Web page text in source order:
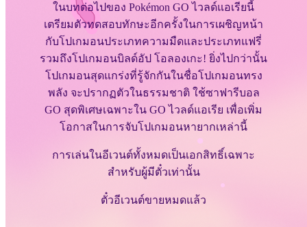
ในบทต่อไปของ Pokémon GO ไวลด์แอเรียนี้
เตรียมตัวทดสอบทักษะอีกครั้งในการเผชิญหน้า
กับโปเกมอนประเภทความมืดและประเภทแฟรี่
รวมถึงโปเกมอนบิลด์อัป โอลองเกะ! ยิ่งไปกว่านั้น
โปเกมอนสุดแกร่งที่รู้จักกันในชื่อโปเกมอนทรง
พลัง จะปรากฏตัวในธรรมชาติ ใช้ซาฟารีบอล
GO สุดพิเศษเฉพาะใน GO ไวลด์แอเรีย เพื่อเพิ่ม
โอกาสในการจับโปเกมอนหายากเหล่านี้
การเล่นในอีเวนต์ทั้งหมดเป็นเอกสิทธิ์เฉพาะ
สำหรับผู้มีตั๋วเท่านั้น
ตั๋วอีเวนต์ขายหมดแล้ว